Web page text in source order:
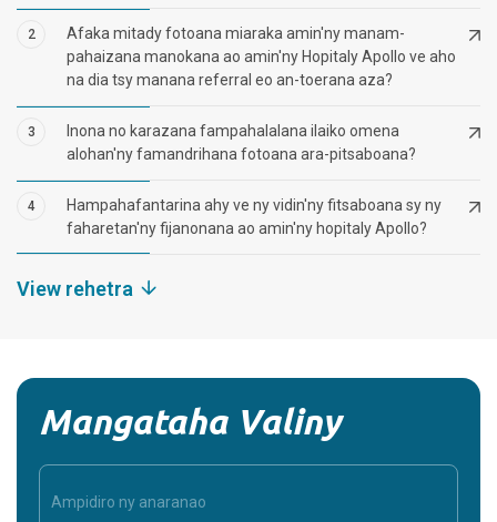
2
Afaka mitady fotoana miaraka amin'ny manam-
pahaizana manokana ao amin'ny Hopitaly Apollo ve aho
na dia tsy manana referral eo an-toerana aza?
3
Inona no karazana fampahalalana ilaiko omena
alohan'ny famandrihana fotoana ara-pitsaboana?
4
Hampahafantarina ahy ve ny vidin'ny fitsaboana sy ny
faharetan'ny fijanonana ao amin'ny hopitaly Apollo?
View rehetra
Mangataha Valiny